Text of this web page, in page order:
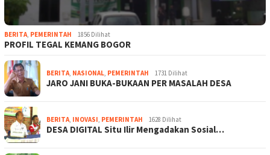
BERITA, PEMERINTAH 1856 Dilihat
PROFIL TEGAL KEMANG BOGOR
BERITA, NASIONAL, PEMERINTAH 1731 Dilihat
JARO JANI BUKA-BUKAAN PER MASALAH DESA
BERITA, INOVASI, PEMERINTAH 1628 Dilihat
DESA DIGITAL Situ Ilir Mengadakan Sosial…